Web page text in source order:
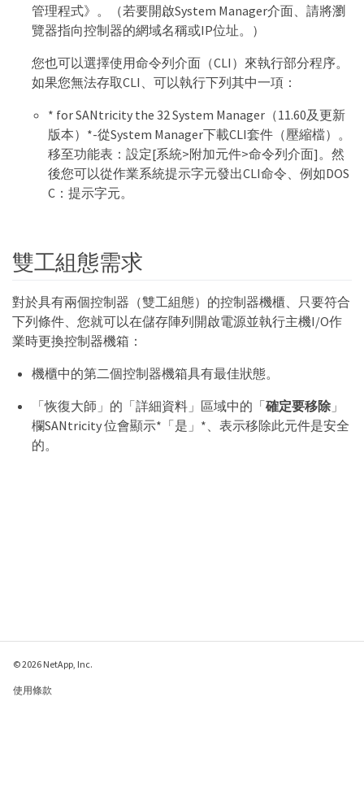
管理程式》。（若要開啟System Manager介面、請將瀏
覽器指向控制器的網域名稱或IP位址。）
您也可以選擇使用命令列介面（CLI）來執行部分程序。
如果您無法存取CLI、可以執行下列其中一項：
* for SANtricity the 32 System Manager（11.60及更新
版本）*-從System Manager下載CLI套件（壓縮檔）。
移至功能表：設定[系統>附加元件>命令列介面]。然
後您可以從作業系統提示字元發出CLI命令、例如DOS
C：提示字元。
雙工組態需求
對於具有兩個控制器（雙工組態）的控制器機櫃、只要符合
下列條件、您就可以在儲存陣列開啟電源並執行主機I/O作
業時更換控制器機箱：
機櫃中的第二個控制器機箱具有最佳狀態。
「恢復大師」的「詳細資料」區域中的「確定要移除」
欄SANtricity 位會顯示*「是」*、表示移除此元件是安全
的。
© 2026 NetApp, Inc.
使用條款